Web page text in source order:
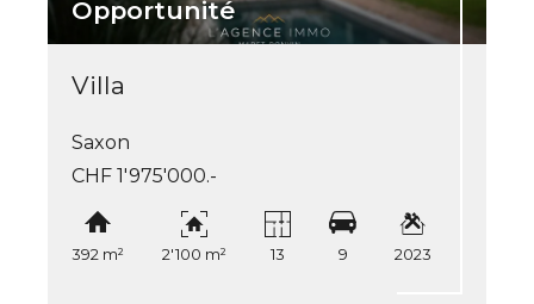
Opportunité
Villa
Saxon
CHF 1'975'000.-
392 m² 2'100 m² 13 9 2023